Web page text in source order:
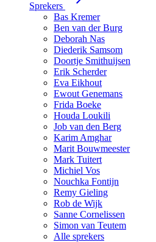
Sprekers
Bas Kremer
Ben van der Burg
Deborah Nas
Diederik Samsom
Doortje Smithuijsen
Erik Scherder
Eva Eikhout
Ewout Genemans
Frida Boeke
Houda Loukili
Job van den Berg
Karim Amghar
Marit Bouwmeester
Mark Tuitert
Michiel Vos
Nouchka Fontijn
Remy Gieling
Rob de Wijk
Sanne Cornelissen
Simon van Teutem
Alle sprekers